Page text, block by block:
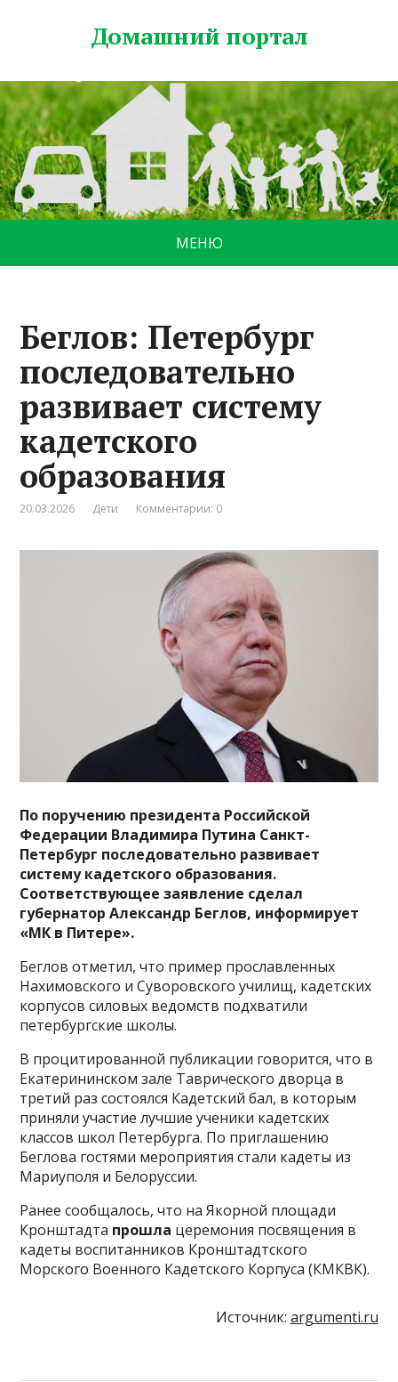
Домашний портал
МЕНЮ
Беглов: Петербург
последовательно
развивает систему
кадетского
образования
20.03.2026 Дети Комментарии: 0
По поручению президента Российской
Федерации Владимира Путина Санкт-
Петербург последовательно развивает
систему кадетского образования.
Соответствующее заявление сделал
губернатор Александр Беглов, информирует
«МК в Питере».
Беглов отметил, что пример прославленных
Нахимовского и Суворовского училищ, кадетских
корпусов силовых ведомств подхватили
петербургские школы.
В процитированной публикации говорится, что в
Екатерининском зале Таврического дворца в
третий раз состоялся Кадетский бал, в которым
приняли участие лучшие ученики кадетских
классов школ Петербурга. По приглашению
Беглова гостями мероприятия стали кадеты из
Мариуполя и Белоруссии.
Ранее сообщалось, что на Якорной площади
Кронштадта прошла церемония посвящения в
кадеты воспитанников Кронштадтского
Морского Военного Кадетского Корпуса (КМКВК).
Источник: argumenti.ru